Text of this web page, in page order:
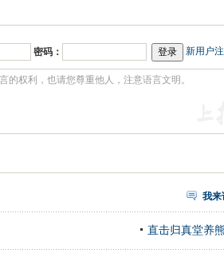
密码： 新用户
我来
直击归真堂养